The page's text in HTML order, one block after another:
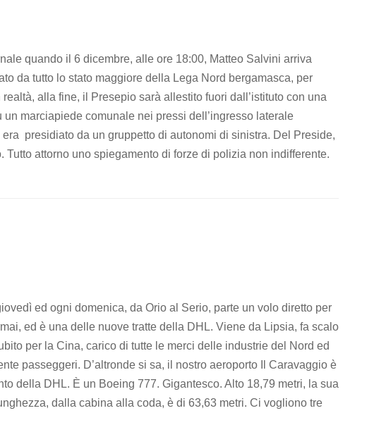
quando il 6 dicembre, alle ore 18:00, Matteo Salvini arriva
da tutto lo stato maggiore della Lega Nord bergamasca, per
alla fine, il Presepio sarà allestito fuori dall’istituto con una
marciapiede comunale nei pressi dell’ingresso laterale
presidiato da un gruppetto di autonomi di sinistra. Del Preside,
attorno uno spiegamento di forze di polizia non indifferente.
ed ogni domenica, da Orio al Serio, parte un volo diretto per
ed è una delle nuove tratte della DHL. Viene da Lipsia, fa scalo
per la Cina, carico di tutte le merci delle industrie del Nord ed
passeggeri. D’altronde si sa, il nostro aeroporto Il Caravaggio è
della DHL. È un Boeing 777. Gigantesco. Alto 18,79 metri, la sua
dalla cabina alla coda, è di 63,63 metri. Ci vogliono tre